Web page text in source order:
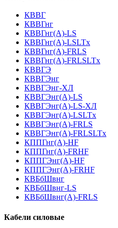
КВВГ
КВВГнг
КВВГнг(А)-LS
КВВГнг(А)-LSLTx
КВВГнг(А)-FRLS
КВВГнг(А)-FRLSLTx
КВВГЭ
КВВГЭнг
КВВГЭнг-ХЛ
КВВГЭнг(А)-LS
КВВГЭнг(А)-LS-ХЛ
КВВГЭнг(А)-LSLTx
КВВГЭнг(А)-FRLS
КВВГЭнг(А)-FRLSLTx
КППГнг(А)-HF
КППГнг(А)-FRHF
КППГЭнг(А)-HF
КППГЭнг(А)-FRHF
КВБбШвнг
КВБбШвнг-LS
КВБбШвнг(А)-FRLS
Кабели силовые